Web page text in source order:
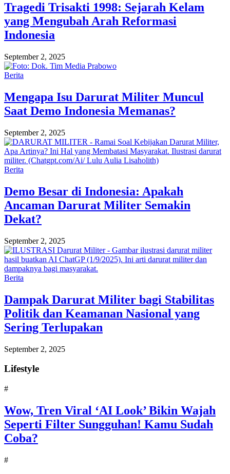
Tragedi Trisakti 1998: Sejarah Kelam
yang Mengubah Arah Reformasi
Indonesia
September 2, 2025
Berita
Mengapa Isu Darurat Militer Muncul
Saat Demo Indonesia Memanas?
September 2, 2025
Berita
Demo Besar di Indonesia: Apakah
Ancaman Darurat Militer Semakin
Dekat?
September 2, 2025
Berita
Dampak Darurat Militer bagi Stabilitas
Politik dan Keamanan Nasional yang
Sering Terlupakan
September 2, 2025
Lifestyle
#
Wow, Tren Viral ‘AI Look’ Bikin Wajah
Seperti Filter Sungguhan! Kamu Sudah
Coba?
#